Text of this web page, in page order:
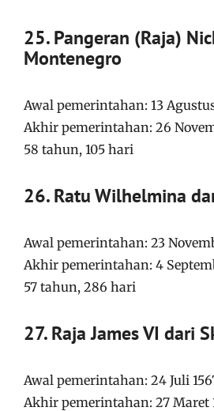
25. Pangeran (Raja)
Montenegro
Awal pemerintahan: 13
Akhir pemerintahan: 26
58 tahun, 105 hari
26. Ratu Wilhelmina
Awal pemerintahan: 23
Akhir pemerintahan: 4
57 tahun, 286 hari
27. Raja James VI dari
Awal pemerintahan: 24 Juli
Akhir pemerintahan: 27 Maret